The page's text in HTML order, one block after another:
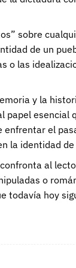
sobre
de un
o las
y la
papel esencial
el
la identidad de
al
o
todavía hoy